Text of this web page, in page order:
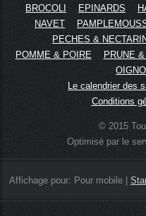
BROCOLI
EPINARDS
NAVET
PECHES &
POMME & POIRE
PRUNE
Le calendrier des
Conditions
© 2015
Optimisé par le
Affichage pour: Pour mobile|